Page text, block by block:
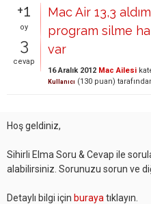
+1
oy
3
cevap
Mac Air 13,3
program silme
var
16 Aralık 2012 Mac Ailesi
Kullanıcı (130 puan)
Hoş geldiniz,
Sihirli Elma Soru & Cevap ile
alabilirsiniz. Sorunuzu sorun ve
Detaylı bilgi için buraya tıklayın.